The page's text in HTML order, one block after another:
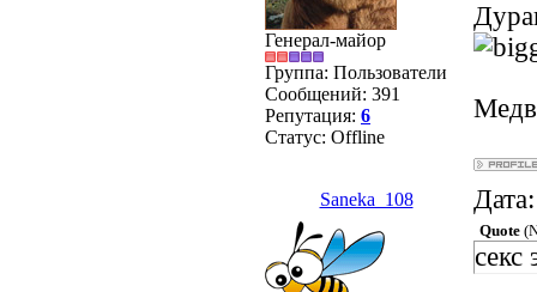
Генерал-майор
Группа: Пользователи
Сообщений: 391
Репутация: 6
Статус: Offline
Saneka_108
Quote (
секс